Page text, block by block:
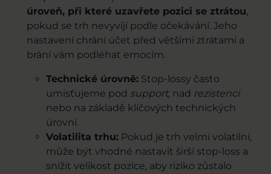
úroveň, při které uzavřete pozici se ztrátou,
pokud se trh nevyvíjí podle očekávání. Jeho
nastavení chrání účet před většími ztrátami a
brání vám podléhat emocím.
Technické úrovně: Stop-lossy často
umisťujeme pod support, nad rezistenci
nebo na základě klíčových technických
úrovní.
Volatilita trhu: Pokud je trh velmi volatilní,
může být vhodné nastavit širší stop-loss a
snížit velikost pozice, aby riziko zůstalo